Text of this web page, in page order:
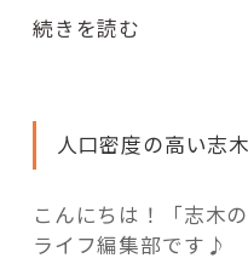
“志
暮
し
を
よ
続きを読む
人口密度の高い志
こんにちは！「志木
ライフ編集部です♪